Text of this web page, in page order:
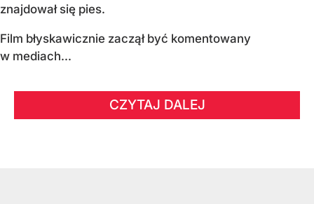
znajdował się pies.
Film błyskawicznie zaczął być komentowany
w mediach...
CZYTAJ DALEJ